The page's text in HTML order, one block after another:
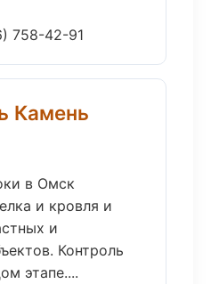
758-42-91
Камень
в Омск
и кровля и
и
Контроль
этапе....